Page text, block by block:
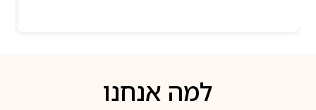
למה אנחנו